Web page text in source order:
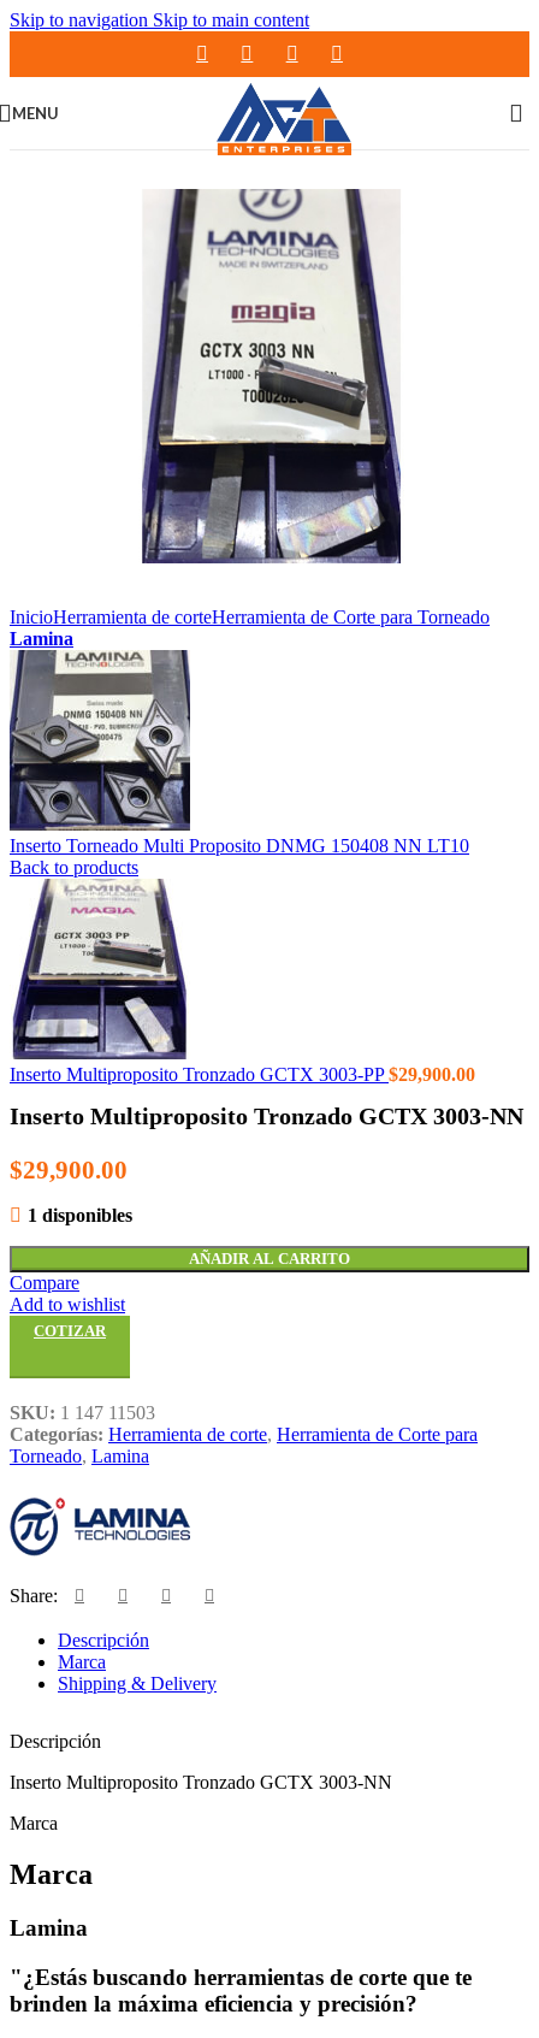
Skip to navigation Skip to main content
MENU
InicioHerramienta de corteHerramienta de Corte para Torneado
Lamina
Inserto Torneado Multi Proposito DNMG 150408 NN LT10
Back to products
Inserto Multiproposito Tronzado GCTX 3003-PP$29,900.00
Inserto Multiproposito Tronzado GCTX 3003-NN
$29,900.00
1 disponibles
AÑADIR AL CARRITO
Compare
Add to wishlist
COTIZAR
SKU: 1 147 11503
Categorías: Herramienta de corte, Herramienta de Corte para
Torneado, Lamina
Share:
Descripción
Marca
Shipping & Delivery
Descripción
Inserto Multiproposito Tronzado GCTX 3003-NN
Marca
Marca
Lamina
"¿Estás buscando herramientas de corte que te
brinden la máxima eficiencia y precisión?